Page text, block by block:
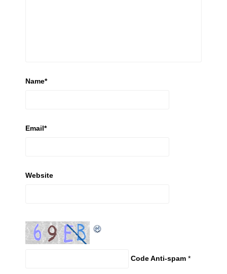
Name*
Email*
Website
Code Anti-spam *